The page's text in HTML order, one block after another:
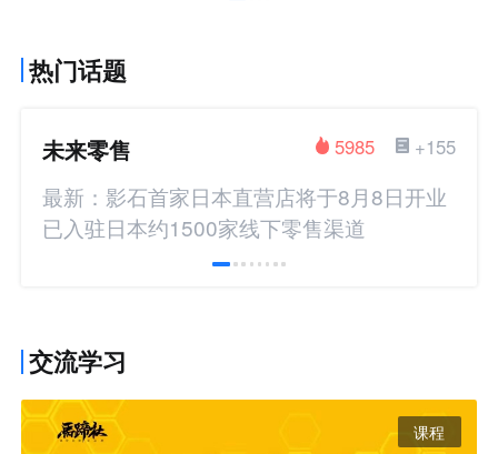
热门话题
未来零售 +155
5985
最新：影石首家日本直营店将于8月8日开业
已入驻日本约1500家线下零售渠道
交流学习
课程